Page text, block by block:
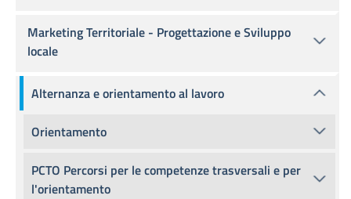
Marketing Territoriale - Progettazione e Sviluppo
locale
Alternanza e orientamento al lavoro
Orientamento
PCTO Percorsi per le competenze trasversali e per
l'orientamento